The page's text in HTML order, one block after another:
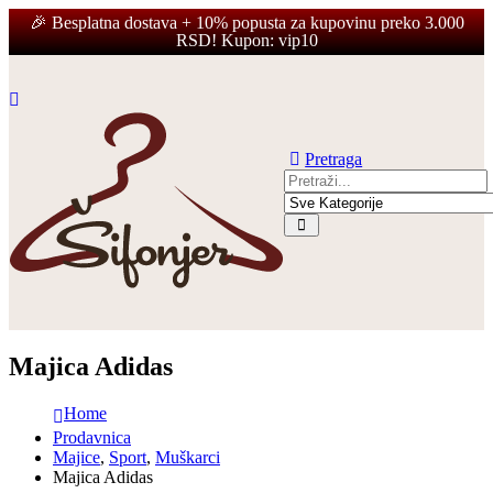
🎉 Besplatna dostava + 10% popusta za kupovinu preko 3.000
RSD! Kupon: vip10
Pretraga
Majica Adidas
Home
Prodavnica
Majice, Sport, Muškarci
Majica Adidas